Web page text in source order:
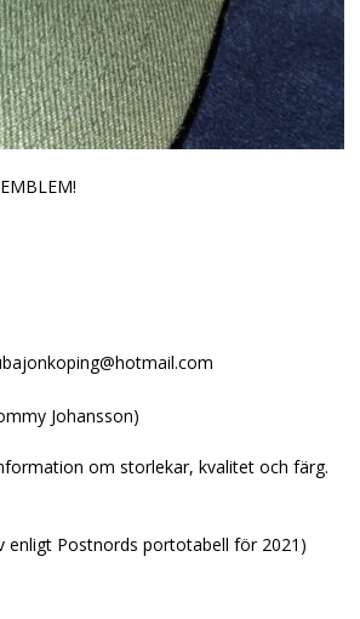
Johansson)
om storlekar, kvalitet och färg.
enligt Postnords portotabell för 2021)